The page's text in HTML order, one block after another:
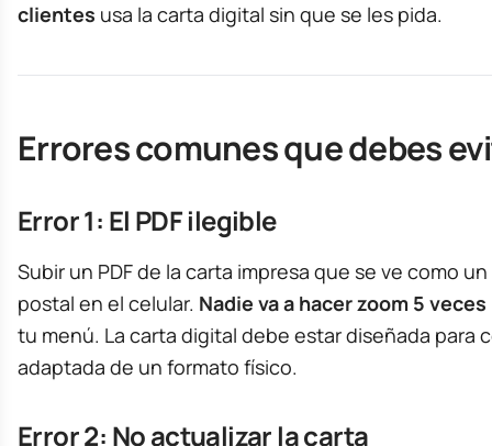
clientes usa la carta digital sin que se les pida.
Errores comunes que debes
Error 1: El PDF ilegible
Subir un PDF de la carta impresa que se ve como
postal en el celular. Nadie va a hacer zoom 5 veces
tu menú. La carta digital debe estar diseñada para
adaptada de un formato físico.
Error 2: No actualizar la carta